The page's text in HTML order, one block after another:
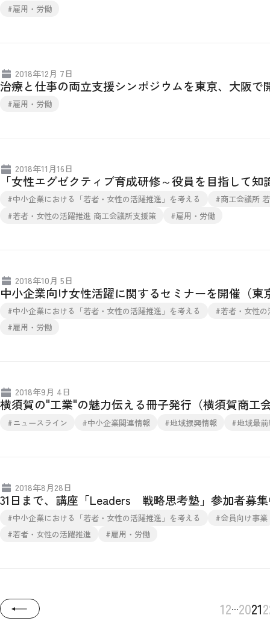
#雇用・労働
2018年12月 7日
治療と仕事の両立支援シンポジウムを東京、大阪で
#雇用・労働
2018年11月16日
「女性エグゼクティブ育成研修～役員を目指して
#中小企業における「若者・女性の活躍推進」を考える
#商工会議所
#若者・女性の活躍推進 商工会議所支援策
#雇用・労働
2018年10月 5日
中小企業向け女性活躍に関するセミナーを開催（東
#中小企業における「若者・女性の活躍推進」を考える
#若者・女性の
#雇用・労働
2018年9月 4日
横須賀の"工業"の魅力伝える冊子発行（横須賀商工
#ニュースライン #中小企業関連情報 #地域振興情報 #地域最前
2018年8月28日
31日まで、講座「Leaders 戦略思考塾」参加者募
#中小企業における「若者・女性の活躍推進」を考える
#会員向け事業
#若者・女性の活躍推進
#雇用・労働
12...2021